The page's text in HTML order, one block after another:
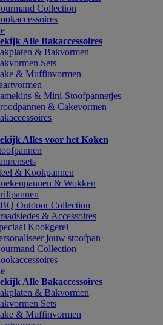
Collection
Alle Bakaccessoires
& Bakvormen
Sets
& Muffinvormen
& Mini-Stoofpannetjes
& Cakevormen
Alles voor het Koken
& Kookpannen
& Wokken
Outdoor Collection
& Accessoires
Kookgerei
jouw stoofpan
Collection
Alle Bakaccessoires
& Bakvormen
Sets
& Muffinvormen